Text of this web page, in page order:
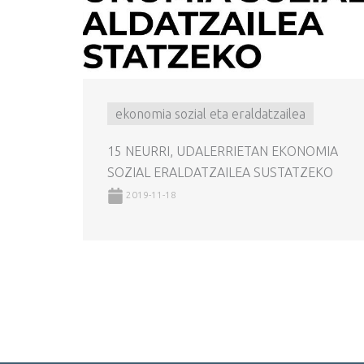
ekonomia sozial eta eraldatzailea
15 NEURRI, UDALERRIETAN EKONOMIA
SOZIAL ERALDATZAILEA SUSTATZEKO
2019-11-18